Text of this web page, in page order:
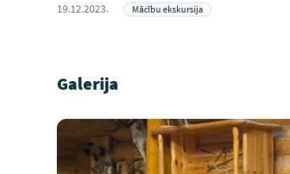
19.12.2023. Mācību ekskursija
Galerija